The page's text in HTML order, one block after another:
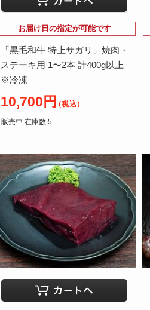
お届け日の指定が可能です
「黒毛和牛 特上サガリ」焼肉・
ステーキ用 1〜2本 計400g以上
※冷凍
10,700円 （税込）
販売中 在庫数 5